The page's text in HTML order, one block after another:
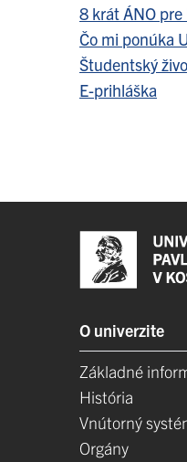
8 krát ÁNO pre
Čo mi ponúka
Študentský
E-prihláška
O univerzite
Základné
História
Vnútorný
Orgány